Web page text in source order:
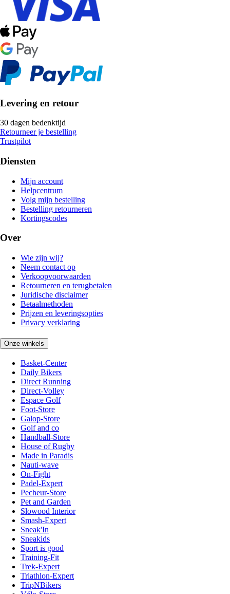
Levering en retour
30 dagen bedenktijd
Retourneer je bestelling
Trustpilot
Diensten
Mijn account
Helpcentrum
Volg mijn bestelling
Bestelling retourneren
Kortingscodes
Over
Wie zijn wij?
Neem contact op
Verkoopvoorwaarden
Retourneren en terugbetalen
Juridische disclaimer
Betaalmethoden
Prijzen en leveringsopties
Privacy verklaring
Onze winkels
Basket-Center
Daily Bikers
Direct Running
Direct-Volley
Espace Golf
Foot-Store
Galop-Store
Golf and co
Handball-Store
House of Rugby
Made in Paradis
Nauti-wave
On-Fight
Padel-Expert
Pecheur-Store
Pet and Garden
Slowood Interior
Smash-Expert
Sneak'In
Sneakids
Sport is good
Training-Fit
Trek-Expert
Triathlon-Expert
TripNBikers